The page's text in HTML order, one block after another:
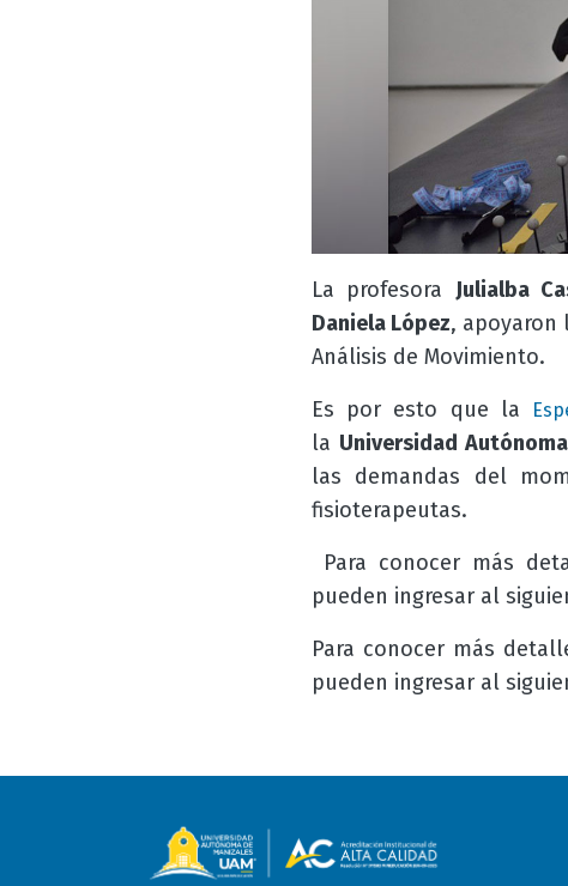
La profesora Julialba
Daniela López, apoyaron
Análisis de Movimiento.
Es por esto que la
la Universidad
las demandas del
fisioterapeutas.
Para conocer más
pueden ingresar al
Para conocer más
pueden ingresar al